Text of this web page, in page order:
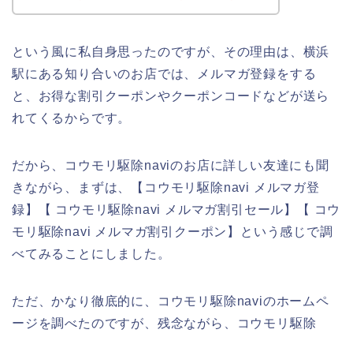
という風に私自身思ったのですが、その理由は、横浜
駅にある知り合いのお店では、メルマガ登録をする
と、お得な割引クーポンやクーポンコードなどが送ら
れてくるからです。
だから、コウモリ駆除naviのお店に詳しい友達にも聞
きながら、まずは、【コウモリ駆除navi メルマガ登
録】【 コウモリ駆除navi メルマガ割引セール】【 コウ
モリ駆除navi メルマガ割引クーポン】という感じで調
べてみることにしました。
ただ、かなり徹底的に、コウモリ駆除naviのホームペ
ージを調べたのですが、残念ながら、コウモリ駆除